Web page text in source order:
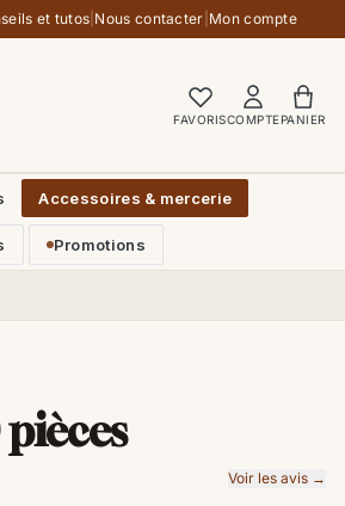
et tutos Nous contacter Mon compte
FAVORISCOMPTEPANIER
Accessoires & mercerie
Promotions
Voir les avis →